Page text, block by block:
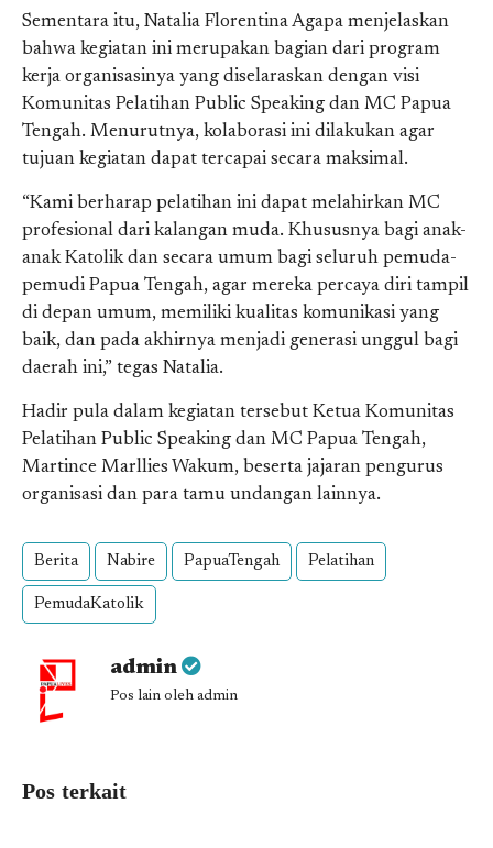
Sementara itu, Natalia Florentina Agapa menjelaskan
bahwa kegiatan ini merupakan bagian dari program
kerja organisasinya yang diselaraskan dengan visi
Komunitas Pelatihan Public Speaking dan MC Papua
Tengah. Menurutnya, kolaborasi ini dilakukan agar
tujuan kegiatan dapat tercapai secara maksimal.
“Kami berharap pelatihan ini dapat melahirkan MC
profesional dari kalangan muda. Khususnya bagi anak-
anak Katolik dan secara umum bagi seluruh pemuda-
pemudi Papua Tengah, agar mereka percaya diri tampil
di depan umum, memiliki kualitas komunikasi yang
baik, dan pada akhirnya menjadi generasi unggul bagi
daerah ini,” tegas Natalia.
Hadir pula dalam kegiatan tersebut Ketua Komunitas
Pelatihan Public Speaking dan MC Papua Tengah,
Martince Marllies Wakum, beserta jajaran pengurus
organisasi dan para tamu undangan lainnya.
Berita Nabire PapuaTengah Pelatihan
PemudaKatolik
admin
Pos lain oleh admin
Pos terkait